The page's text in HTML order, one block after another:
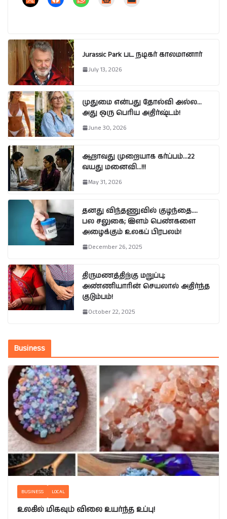
Jurassic Park பட நடிகர் காலமானார்
July 13, 2026
முதுமை என்பது தோல்வி அல்ல…
அது ஒரு பெரிய அதிர்ஷ்டம்!
June 30, 2026
ஆறாவது முறையாக கர்ப்பம்…22
வயது மனைவி…!!!
May 31, 2026
தனது விந்தணுவில் குழந்தை….
பல சலுகை; இளம் பெண்களை
அழைக்கும் உலகப் பிரபலம்!
December 26, 2025
திருமணத்திற்கு மறுப்பு;
அண்ணியாரின் செயலால் அதிர்ந்த
குடும்பம்!
October 22, 2025
Business
BUSINESS LOCAL
உலகில் மிகவும் விலை உயர்ந்த உப்பு!